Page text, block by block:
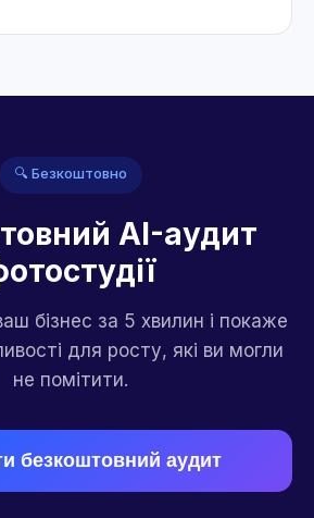
🔍 Безкоштовно
AI-аудит
бізнес за 5 хвилин і покаже
для росту, які ви могли
не помітити.
безкоштовний аудит